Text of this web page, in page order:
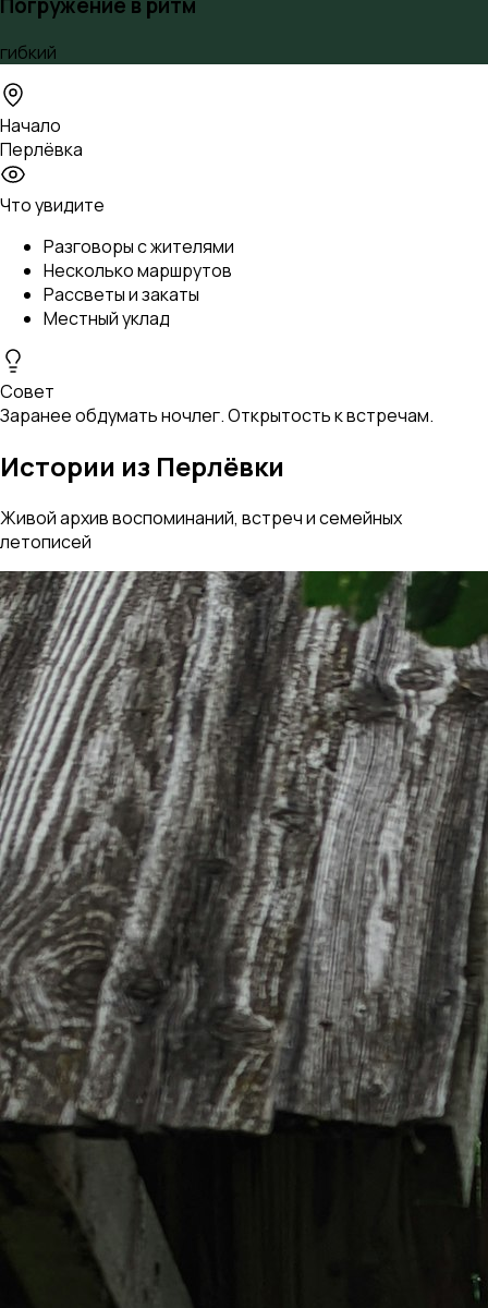
гибкий
Начало
Перлёвка
Что увидите
Разговоры с жителями
Несколько маршрутов
Рассветы и закаты
Местный уклад
Совет
Заранее обдумать ночлег. Открытость к встречам.
Истории из Перлёвки
Живой архив воспоминаний, встреч и семейных
летописей